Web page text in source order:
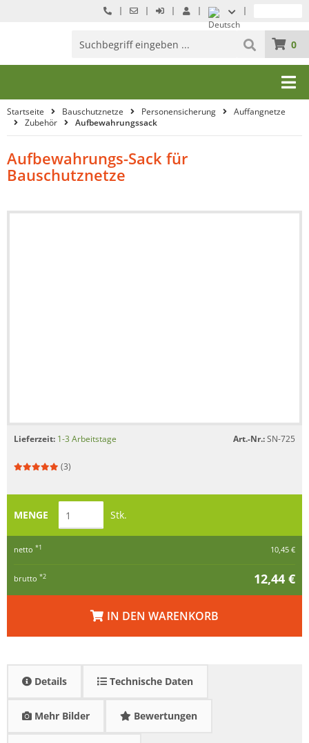
0
Startseite Bauschutznetze Personensicherung
Auffangnetze
Zubehör
Aufbewahrungssack
Aufbewahrungs-Sack für
Bauschutznetze
Lieferzeit: 1-3 Arbeitstage Art.-Nr.:SN-725
(3)
MENGE Stk.
netto *1 10,45 €
brutto *2 12,44 €
IN DEN WARENKORB
Details Technische Daten
Mehr Bilder Bewertungen